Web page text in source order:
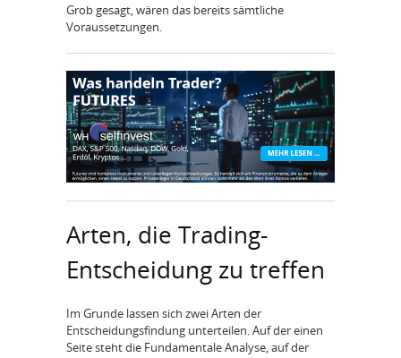
Grob gesagt, wären das bereits sämtliche
Voraussetzungen.
Arten, die Trading-
Entscheidung zu treffen
Im Grunde lassen sich zwei Arten der
Entscheidungsfindung unterteilen. Auf der einen
Seite steht die Fundamentale Analyse, auf der